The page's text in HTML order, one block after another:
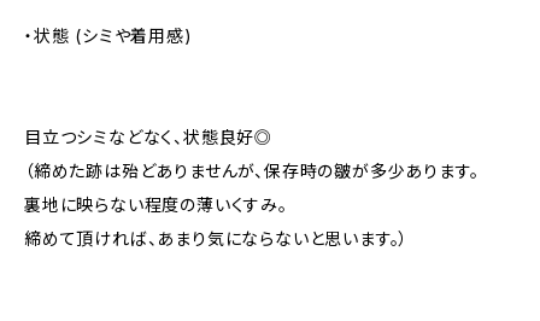
・状態 (シミや着用感)
目立つシミなどなく、状態良好◎
（締めた跡は殆どありませんが、保存時の皺が多少あります。
裏地に映らない程度の薄いくすみ。
締めて頂ければ、あまり気にならないと思います。）